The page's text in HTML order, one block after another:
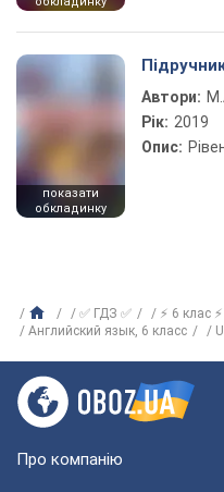
показати
обкладинку
Автори:
Рік: 2019
Опис:
✅ ГДЗ ✅ ⚡ 6 клас ⚡
Английский язык, 6 класс
Про компанію